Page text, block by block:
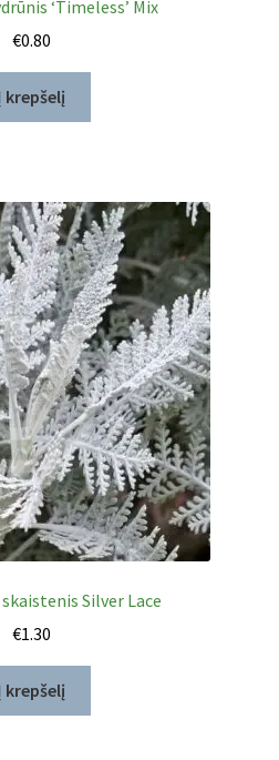
‘Timeless’ Mix
€0.80
krepšelį
Silver Lace
€1.30
krepšelį